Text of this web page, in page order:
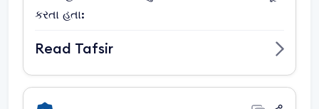
કરતા હતા:
Read Tafsir